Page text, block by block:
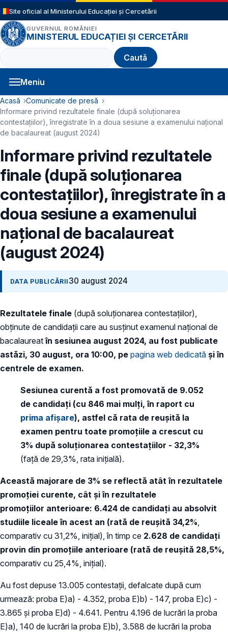
Sari la conținutul principal
Site oficial al Ministerului Educației și Cercetării
GUVERNUL ROMÂNIEI
MINISTERUL EDUCAȚIEI ȘI CERCETĂRII
Caută
Meniu
Navigație principală
Cale de navigare
Acasă
Comunicate de presă
Informare privind rezultatele finale (după soluționarea
contestațiilor), înregistrate în a doua sesiune a examenului național
de bacalaureat (august 2024)
Informare privind rezultatele
finale (după soluționarea
contestațiilor), înregistrate în a
doua sesiune a examenului
național de bacalaureat
(august 2024)
DATA PUBLICĂRII 30 august 2024
Rezultatele finale (după soluționarea contestațiilor),
obținute de candidații care au susținut examenul naţional de
bacalaureatîn sesiunea august 2024, au fost publicate
astăzi, 30 august, ora 10:00, pe pagina web dedicată și în
centrele de examen.
Sesiunea curentă a fost promovată de 9.052
de candidați (cu 846 mai mulți, în raport cu
prima afișare), astfel că rata de reușită la
examen pentru toate promoțiile a crescut cu
3% după soluționarea contestațiilor - 32,3%
(față de 29,3%, rata inițială).
Această majorare de 3% se reflectă atât în rezultatele
promoției curente, cât și în rezultatele
promoțiilor anterioare: 6.424 de candidați au absolvit
studiile liceale în acest an (rată de reușită 34,2%
comparativ cu 31,2%, inițial), în timp ce 2.628 de candidați
provin din promoțiile anterioare (rată de reușită 28,5%,
comparativ cu 25,4%, inițial).
Au fost depuse 13.005 contestații, defalcate după cum
urmează: proba E)a) - 4.352, proba E)b) - 147, proba E)c) -
3.865 și proba E)d) - 4.641. Pentru 4.196 de lucrări la proba
E)a), 140 de lucrări la proba E)b), 3.588 de lucrări la proba